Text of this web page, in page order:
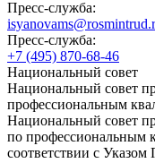
Пресс-служба:
Пресс-служба:
+7 (495) 870-68-46
Национальный совет
Национальный совет
профессиональным
Национальный совет
по профессиональным
соответствии с